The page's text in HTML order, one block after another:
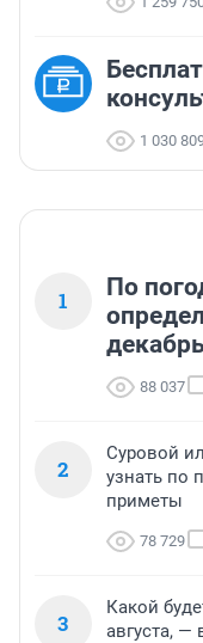
1 030
1
По
88 037
2
Суровой
узнать по
приметы
78 729
3
Какой
августа,